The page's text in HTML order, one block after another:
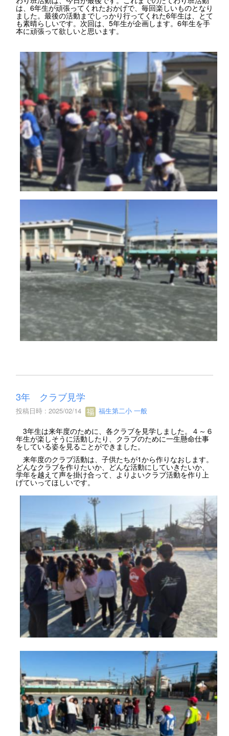
は、6年生が頑張ってくれたおかげで、毎回楽しいものとなり
ました。最後の活動までしっかり行ってくれた6年生は、とて
も素晴らしいです。次回は、5年生が企画します。6年生を手
本に頑張って欲しいと思います。
3年 クラブ見学
投稿日時 : 2025/02/14 福生第二小 一般
3年生は来年度のために、各クラブを見学しました。４～６
年生が楽しそうに活動したり、クラブのために一生懸命仕事
をしている姿を見ることができました。
来年度のクラブ活動は、子供たちが1から作りなおします。
どんなクラブを作りたいか、どんな活動にしていきたいか、
学年を越えて声を掛け合って、よりよいクラブ活動を作り上
げていってほしいです。